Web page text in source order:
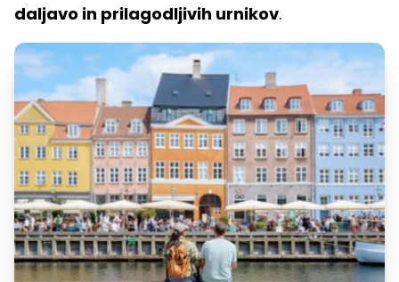
daljavo in prilagodljivih urnikov.